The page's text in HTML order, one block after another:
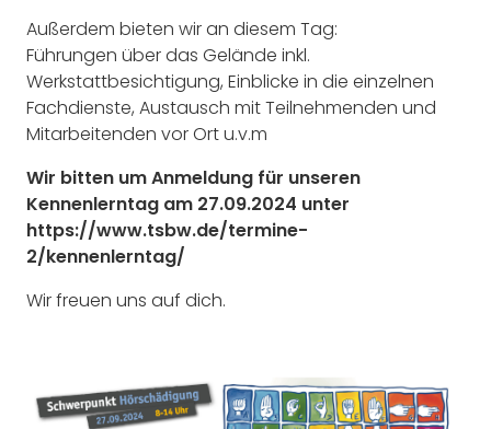
Außerdem bieten wir an diesem Tag:
Führungen über das Gelände inkl.
Werkstattbesichtigung, Einblicke in die einzelnen
Fachdienste, Austausch mit Teilnehmenden und
Mitarbeitenden vor Ort u.v.m
Wir bitten um Anmeldung für unseren
Kennenlerntag am 27.09.2024 unter
https://www.tsbw.de/termine-
2/kennenlerntag/
Wir freuen uns auf dich.